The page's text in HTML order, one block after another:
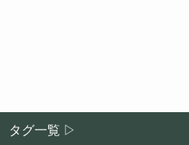
タグ一覧 ▷